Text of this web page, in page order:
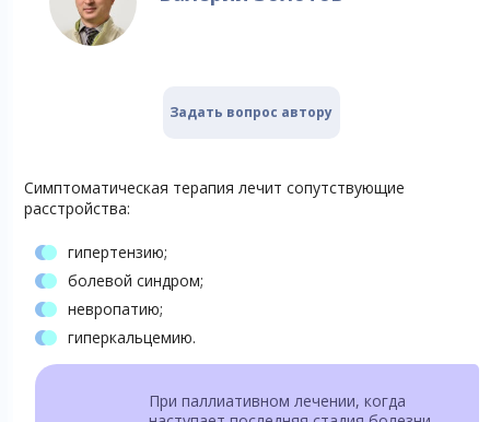
Задать вопрос автору
Симптоматическая терапия лечит сопутствующие
расстройства:
гипертензию;
болевой синдром;
невропатию;
гиперкальцемию.
При паллиативном лечении, когда